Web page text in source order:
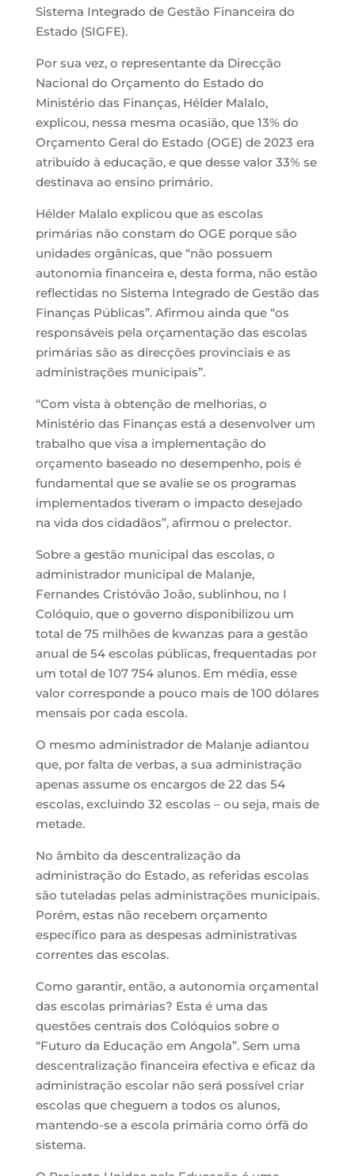
Sistema Integrado de Gestão Financeira do
Estado (SIGFE).
Por sua vez, o representante da Direcção
Nacional do Orçamento do Estado do
Ministério das Finanças, Hélder Malalo,
explicou, nessa mesma ocasião, que 13% do
Orçamento Geral do Estado (OGE) de 2023 era
atribuído à educação, e que desse valor 33% se
destinava ao ensino primário.
Hélder Malalo explicou que as escolas
primárias não constam do OGE porque são
unidades orgânicas, que “não possuem
autonomia financeira e, desta forma, não estão
reflectidas no Sistema Integrado de Gestão das
Finanças Públicas”. Afirmou ainda que “os
responsáveis pela orçamentação das escolas
primárias são as direcções provinciais e as
administrações municipais”.
“Com vista à obtenção de melhorias, o
Ministério das Finanças está a desenvolver um
trabalho que visa a implementação do
orçamento baseado no desempenho, pois é
fundamental que se avalie se os programas
implementados tiveram o impacto desejado
na vida dos cidadãos”, afirmou o prelector.
Sobre a gestão municipal das escolas, o
administrador municipal de Malanje,
Fernandes Cristóvão João, sublinhou, no I
Colóquio, que o governo disponibilizou um
total de 75 milhões de kwanzas para a gestão
anual de 54 escolas públicas, frequentadas por
um total de 107 754 alunos. Em média, esse
valor corresponde a pouco mais de 100 dólares
mensais por cada escola.
O mesmo administrador de Malanje adiantou
que, por falta de verbas, a sua administração
apenas assume os encargos de 22 das 54
escolas, excluindo 32 escolas – ou seja, mais de
metade.
No âmbito da descentralização da
administração do Estado, as referidas escolas
são tuteladas pelas administrações municipais.
Porém, estas não recebem orçamento
específico para as despesas administrativas
correntes das escolas.
Como garantir, então, a autonomia orçamental
das escolas primárias? Esta é uma das
questões centrais dos Colóquios sobre o
“Futuro da Educação em Angola”. Sem uma
descentralização financeira efectiva e eficaz da
administração escolar não será possível criar
escolas que cheguem a todos os alunos,
mantendo-se a escola primária como órfã do
sistema.